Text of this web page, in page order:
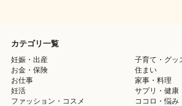
カテゴリ一覧
妊娠・出産
子育て・グッ
お金・保険
住まい
お仕事
家事・料理
妊活
サプリ・健康
ファッション・コスメ
ココロ・悩み